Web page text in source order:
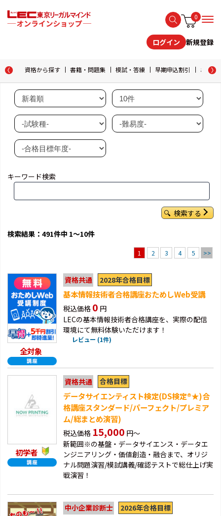
0
ログイン 新規登録
資格から探す 書籍・問題集 模試・答練 早期申込割引 おため
キーワード検索
検索する
検索結果：491件中 1～10件
1 2 3 4 5 >>
全対象
資格共通 2028年合格目標
基本情報技術者合格講座おためしWeb受講
税込価格 0 円
LECの基本情報技術者合格講座を、実際の配信
環境にて無料体験いただけます！
レビュー (1件)
初学者
資格共通 合格目標
データサイエンティスト検定(DS検定®★)合
格講座スタンダード/パーフェクト/プレミア
ム/総まとめ演習)
税込価格 15,000 円～
新範囲※の基盤・データサイエンス・データエ
ンジニアリング・価値創造・融合まで、オリジ
ナル問題演習/模試講義/確認テストで総仕上げ実
戦演習！
中小企業診断士 2026年合格目標